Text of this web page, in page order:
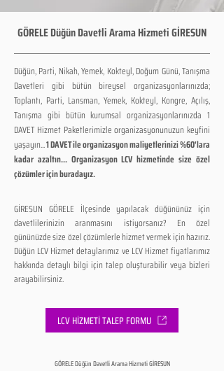
GÖRELE Düğün Davetli Arama Hizmeti GİRESUN
Düğün, Parti, Nikah, Yemek, Kokteyl, Doğum Günü, Tanışma
Davetleri gibi bütün bireysel organizasyonlarınızda;
Toplantı, Parti, Lansman, Yemek, Kokteyl, Kongre, Açılış,
Tanışma gibi bütün kurumsal organizasyonlarınızda 1
DAVET Hizmet Paketlerimizle organizasyonunuzun keyfini
yaşayın...1 DAVET ile organizasyon maliyetlerinizi %60'lara
kadar azaltın... Organizasyon LCV hizmetinde size özel
çözümler için buradayız.
GİRESUN GÖRELE İlçesinde yapılacak düğününüz için
davetlilerinizin aranmasını istiyorsanız? En özel
gününüzde size özel çözümlerle hizmet vermek için hazırız.
Düğün LCV Hizmet detaylarımız ve LCV Hizmet fiyatlarımız
hakkında detaylı bilgi için talep oluşturabilir veya bizleri
arayabilirsiniz.
LCV HİZMETİ TALEP FORMU
GÖRELE Düğün Davetli Arama Hizmeti GİRESUN